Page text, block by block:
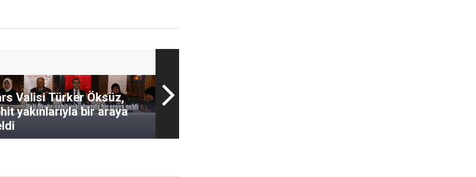
Valisi Türker Öksüz,
yakınlarıyla bir araya